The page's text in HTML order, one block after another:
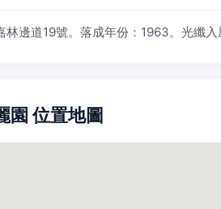
林邊道19號。落成年份：1963。光纖
位置地圖